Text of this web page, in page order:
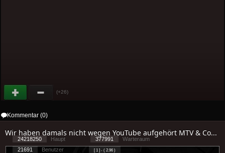
(+26)
Kommentar (0)
Wir haben damals nicht wegen YouTube aufgehört MTV & Co...
24218250 Haupt 377991
Warteraum
21691
Benutzer [ 1 ] - ( 2.96 )